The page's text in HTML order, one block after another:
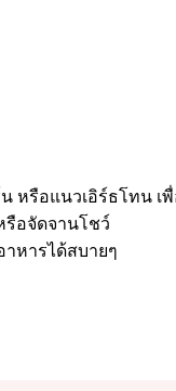
หรือแนวเอิร์ธโทน
รือจัดจานโชว์
หารได้สบายๆ